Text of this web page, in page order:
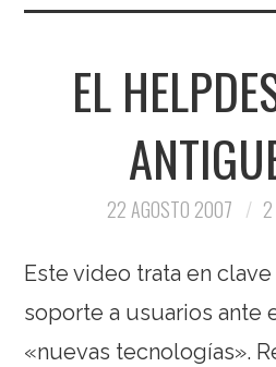
EL
22 AGOSTO 2007
Este video trata en
soporte a usuarios ante
«nuevas tecnologías».